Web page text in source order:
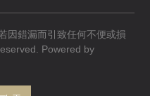
因錯漏而引致任何不便或損
Powered by